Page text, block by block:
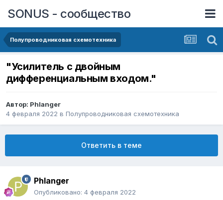
SONUS - сообщество
Полупроводниковая схемотехника
"Усилитель с двойным
дифференциальным входом."
Автор: Phlanger
4 февраля 2022 в Полупроводниковая схемотехника
Ответить в теме
Phlanger
Опубликовано: 4 февраля 2022